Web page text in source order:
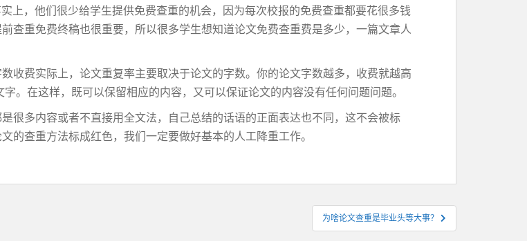
上，他们很少给学生提供免费查重的机会，因为每次校报的免费查重都要花很多钱
查重免费终稿也很重要，所以很多学生想知道论文免费查重费是多少，一篇文章人
收费实际上，论文重复率主要取决于论文的字数。你的论文字数越多，收费就越高
。在这样，既可以保留相应的内容，又可以保证论文的内容没有任何问题问题。
很多内容或者不直接用全文法，自己总结的话语的正面表达也不同，这不会被标
查重方法标成红色，我们一定要做好基本的人工降重工作。
为啥论文查重是毕业头等大事？